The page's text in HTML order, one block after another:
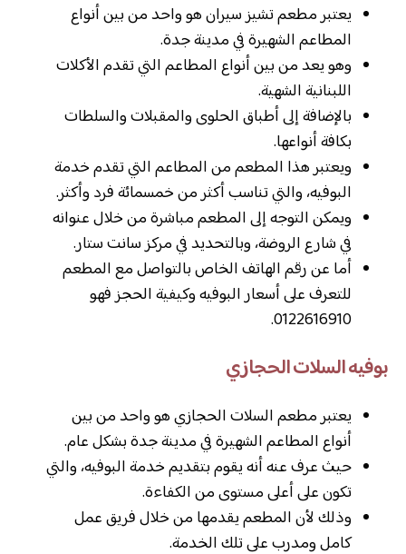
يعتبر مطعم تشيز سيران هو واحد من بين أنواع
المطاعم الشهيرة في مدينة جدة.
وهو يعد من بين أنواع المطاعم التي تقدم الأكلات
اللبنانية الشهية.
بالإضافة إلى أطباق الحلوى والمقبلات والسلطات
بكافة أنواعها.
ويعتبر هذا المطعم من المطاعم التي تقدم خدمة
البوفيه، والتي تناسب أكثر من خمسمائة فرد وأكثر.
ويمكن التوجه إلى المطعم مباشرة من خلال عنوانه
في شارع الروضة، وبالتحديد في مركز سانت ستار.
أما عن رقم الهاتف الخاص بالتواصل مع المطعم
للتعرف على أسعار البوفيه وكيفية الحجز فهو
0122616910.
بوفيه السلات الحجازي
يعتبر مطعم السلات الحجازي هو واحد من بين
أنواع المطاعم الشهيرة في مدينة جدة بشكل عام.
حيث عرف عنه أنه يقوم بتقديم خدمة البوفيه، والتي
تكون على أعلى مستوى من الكفاءة.
وذلك لأن المطعم يقدمها من خلال فريق عمل
كامل ومدرب على تلك الخدمة.